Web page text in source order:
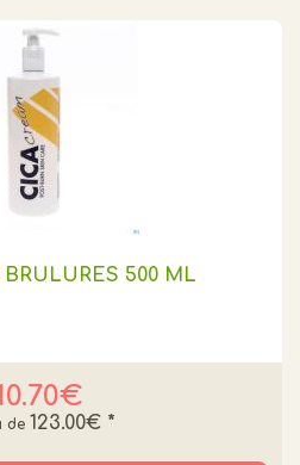
BRULURES 500 ML
123.00€ *